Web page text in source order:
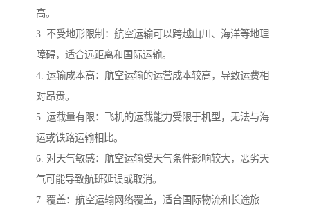
高。
3. 不受地形限制：航空运输可以跨越山川、海洋等地理
障碍，适合远距离和国际运输。
4. 运输成本高：航空运输的运营成本较高，导致运费相
对昂贵。
5. 运载量有限：飞机的运载能力受限于机型，无法与海
运或铁路运输相比。
6. 对天气敏感：航空运输受天气条件影响较大，恶劣天
气可能导致航班延误或取消。
7. 覆盖：航空运输网络覆盖，适合国际物流和长途旅